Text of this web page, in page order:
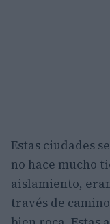
Estas ciudades
no hace mucho
aislamiento,
través de